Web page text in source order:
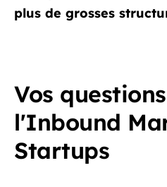
plus de grosses
Vos
l'Inbound
Startups